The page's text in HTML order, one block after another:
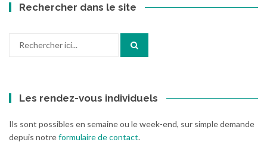
Rechercher dans le site
Les rendez-vous individuels
Ils sont possibles en semaine ou le week-end, sur simple demande
depuis notreformulaire de contact.